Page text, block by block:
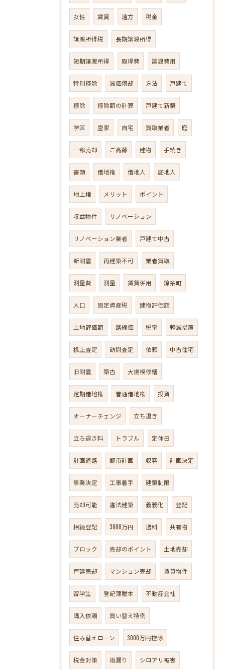
女性 賃貸 遠方 税金
譲渡所得税 長期譲渡所得
短期譲渡所得 取得費 譲渡費用
特別控除 減価償却 方法 戸建て
控除 控除額の計算 戸建て新築
学区 空家 自宅 買取業者 庭
一部売却 ご高齢 建物 手続き
書類 借地権 借地人 底地人
地上権 メリット ポイント
収益物件 リノベーション
リノベーション業者 戸建て中古
新耐震 再建築不可 業者買取
測量費 測量 賃貸併用 錦糸町
人口 固定資産税 建物評価額
土地評価額 路線価 税率 軽減措置
机上査定 訪問査定 依頼 中古住宅
旧耐震 築古 大規模修繕
定期借地権 普通借地権 投資
オーナーチェンジ 立ち退き
立ち退き料 トラブル 定休日
計画道路 都市計画 収容 計画決定
事業決定 工事着手 建築制限
売却可能 違法建築 義務化 登記
相続登記 3000万円 過料 共有物
ブロック 売却のポイント 土地売却
戸建売却 マンション売却 賃貸物件
留学生 登記簿謄本 不動産会社
購入依頼 買い替え特例
住み替えローン 3000万円控除
税金対策 雨漏り シロアリ被害